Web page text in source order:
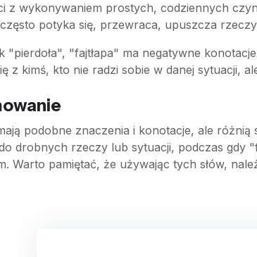
z wykonywaniem prostych, codziennych
potyka się, przewraca, upuszcza
"pierdoła", "fajtłapa" ma negatywne
z kimś, kto nie radzi sobie w danej sytuacji,
podobne znaczenia i konotacje, ale
drobnych rzeczy lub sytuacji, podczas gdy
Warto pamiętać, że używając tych słów,